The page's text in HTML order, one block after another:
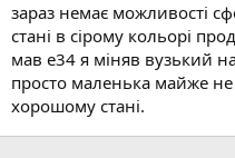
зараз немає можливості
стані в сірому кольорі
мав е34 я міняв вузький
просто маленька майже
хорошому стані.